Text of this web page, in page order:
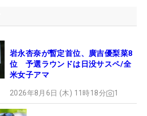
岩永杏奈が暫定首位、廣吉優梨菜8
位 予選ラウンドは日没サスペ/全
米女子アマ
2026年8月6日 (木) 11時18分 1